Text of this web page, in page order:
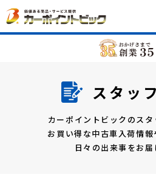
スタッ
カーポイントビックのスタ
お買い得な中古車入荷情報
日々の出来事をお届